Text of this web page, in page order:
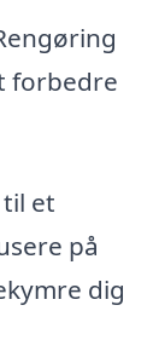
forbedre
et
på
dig